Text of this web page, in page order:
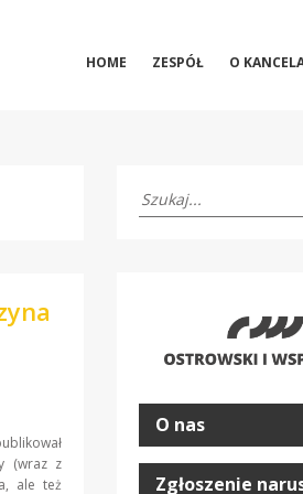
HOME ZESPÓŁ O
(wraz z
ale też
O nas
Zgłoszenie